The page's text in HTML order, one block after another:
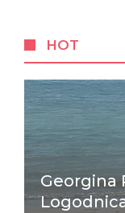
HOT
Georgina